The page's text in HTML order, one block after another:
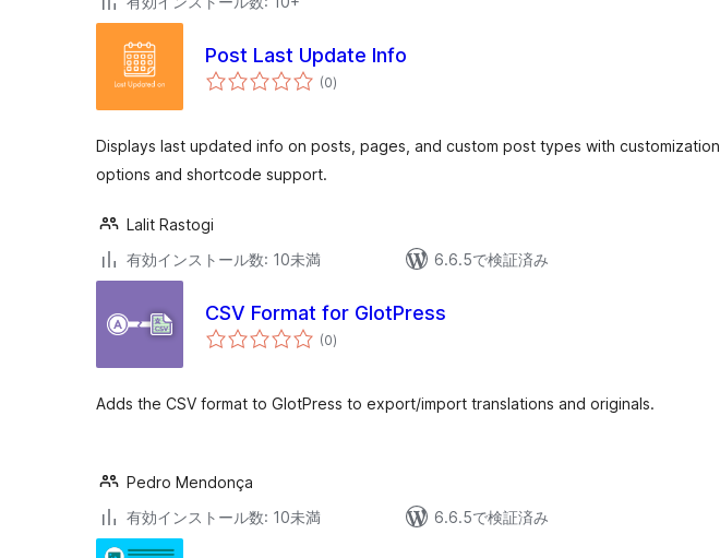
Post Last Update Info
(0個
の)
Displays last updated info on posts, pages, and custom post types with customization
options and shortcode support.
Lalit Rastogi
有効インストール数: 10未満
6.6.5で検証済み
CSV Format for GlotPress
(0個
の)
Adds the CSV format to GlotPress to export/import translations and originals.
Pedro Mendonça
有効インストール数: 10未満
6.6.5で検証済み